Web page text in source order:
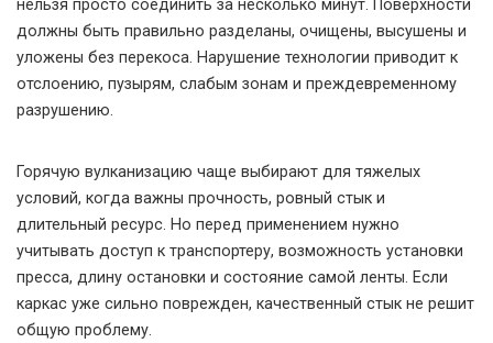
нельзя просто соединить за несколько минут. Поверхности
должны быть правильно разделаны, очищены, высушены и
уложены без перекоса. Нарушение технологии приводит к
отслоению, пузырям, слабым зонам и преждевременному
разрушению.
Горячую вулканизацию чаще выбирают для тяжелых
условий, когда важны прочность, ровный стык и
длительный ресурс. Но перед применением нужно
учитывать доступ к транспортеру, возможность установки
пресса, длину остановки и состояние самой ленты. Если
каркас уже сильно поврежден, качественный стык не решит
общую проблему.